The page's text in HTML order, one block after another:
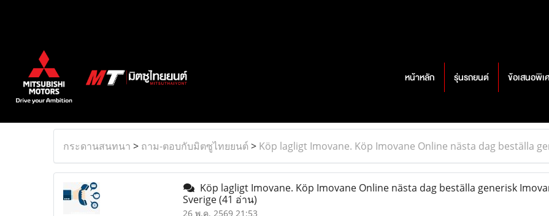
หน้าหลัก รุ่นรถยนต์ ข้อเสนอพิเ
กระดานสนทนา > ถาม-ตอบกับมิตซูไทยยนต์ > Köp lagligt Imovane. Köp Imovane Online nästa dag beställa
Köp lagligt Imovane. Köp Imovane Online nästa dag beställa generisk
Sverige(41 อ่าน)
26 พ.ค. 2569 21:53